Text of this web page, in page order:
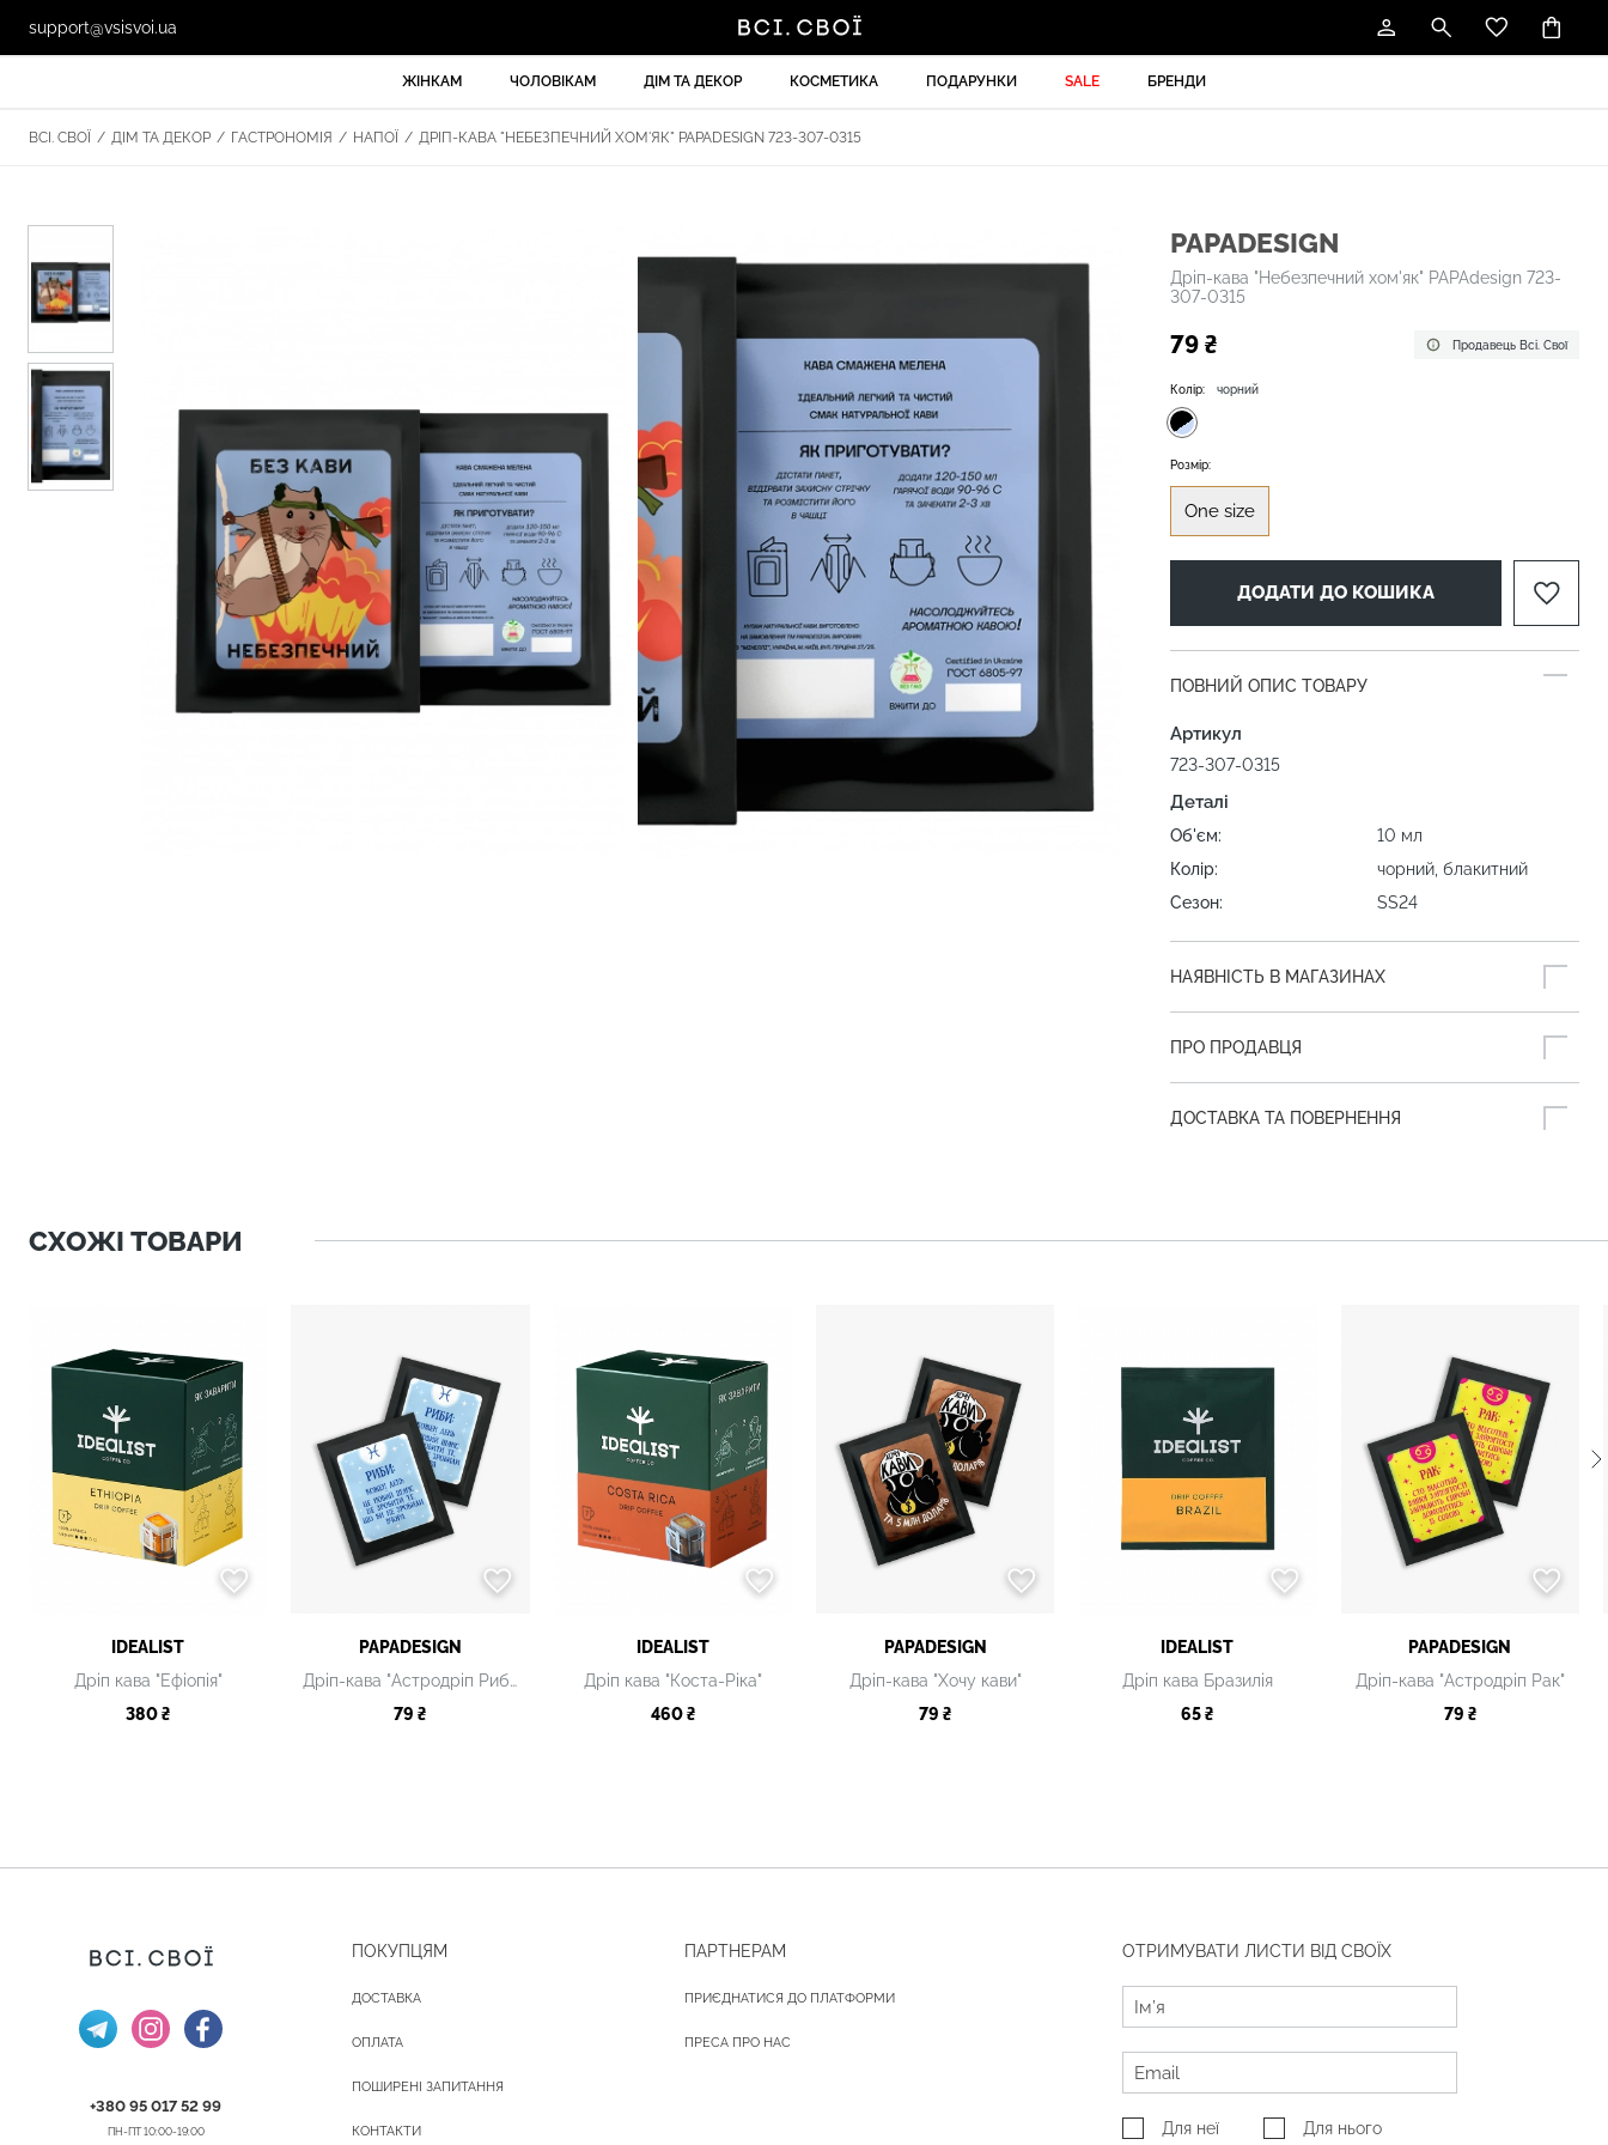
support@vsisvoi.ua
ЖІНКАМ ЧОЛОВІКАМ ДІМ ТА ДЕКОР КОСМЕТИКА ПОДАРУНКИ SALE БРЕНДИ
ВСІ. СВОЇ / ДІМ ТА ДЕКОР / ГАСТРОНОМІЯ / НАПОЇ / ДРІП-КАВА "НЕБЕЗПЕЧНИЙ ХОМ'ЯК" PAPADESIGN 723-307-0315
PAPADESIGN
Дріп-кава "Небезпечний хом'як" PAPAdesign 723-
307-0315
79 ₴ Продавець Всі. Свої
Колір: чорний
Розмір:
One size
ДОДАТИ ДО КОШИКА
ПОВНИЙ ОПИС ТОВАРУ
Артикул
723-307-0315
Деталі
Об'єм:
10 мл
Колір:
чорний, блакитний
Сезон:
SS24
НАЯВНІСТЬ В МАГАЗИНАХ
ПРО ПРОДАВЦЯ
ДОСТАВКА ТА ПОВЕРНЕННЯ
СХОЖІ ТОВАРИ
IDEALIST
Дріп кава "Ефіопія"
380 ₴
PAPADESIGN
Дріп-кава "Астродріп Риби"
79 ₴
IDEALIST
Дріп кава "Коста-Ріка"
460 ₴
PAPADESIGN
Дріп-кава "Хочу кави"
79 ₴
IDEALIST
Дріп кава Бразилія
65 ₴
PAPADESIGN
Дріп-кава "Астродріп Рак"
79 ₴
+380 95 017 52 99
ПН-ПТ 10:00-19:00
ПОКУПЦЯМ
ДОСТАВКА
ОПЛАТА
ПОШИРЕНІ ЗАПИТАННЯ
КОНТАКТИ
ПАРТНЕРАМ
ПРИЄДНАТИСЯ ДО ПЛАТФОРМИ
ПРЕСА ПРО НАС
ОТРИМУВАТИ ЛИСТИ ВІД СВОЇХ
Для неї Для нього